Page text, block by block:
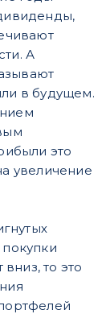
А
в будущем.
это
увеличение
то это